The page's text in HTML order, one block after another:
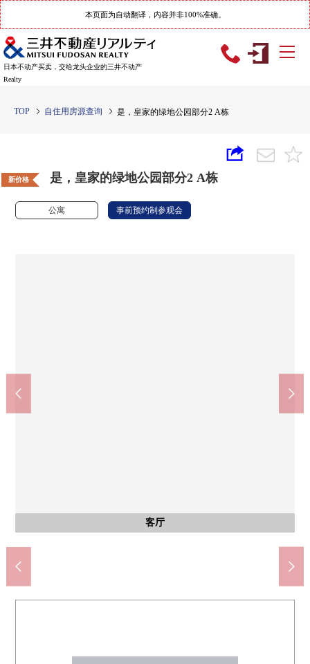
本页面为自动翻译，内容并非100%准确。
日本不动产买卖，交给龙头企业的三井不动产
Realty
TOP 自住用房源查询 是，皇家的绿地公园部分2 A栋
新价格 是，皇家的绿地公园部分2 A栋
公寓 事前预约制参观会
客厅
外观
客厅
厨房
阳台
从阳台看东南
风景
来自阳台的风景
室内
室内
室内
室内
室内
收纳
洗脸
公共汽车
厕所
外观
外观
停车场入口
停车场
共有部分
摩托车场地
其他当地
邻接公园"西泉丘2丁目第2公园"
室内
室内
北大阪快车电力铁道南北线"绿地公园"车站(约1600m)
步行20分钟。
丰中市立泉山冈小学(约750m)
步行10分钟。
丰中市立第17中学(约350m)
步行5分钟。
Fresco服部绿地商店(约1600m)
步行20分钟。
阪急绿洲服部绿地商店(约1700m)
步行22分钟。
Lawson丰中服部绿地北店(约450m)
步行6分钟。
服部绿地(约300m)
步行4分钟。
yunikamudoraggu西泉丘药房(约650m)
步行9分钟。